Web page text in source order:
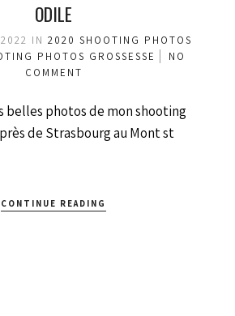
ODILE
IN 2020 SHOOTING PHOTOS
PHOTOS GROSSESSE
NO
COMMENT
belles photos de mon shooting
de Strasbourg au Mont st
CONTINUE READING